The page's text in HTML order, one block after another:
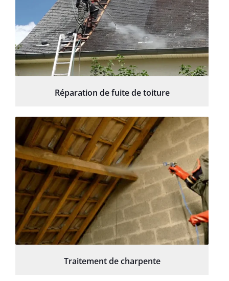
Réparation de fuite de toiture
Traitement de charpente